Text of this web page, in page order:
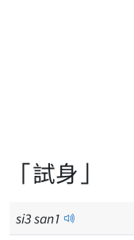
「試身」
si3san1